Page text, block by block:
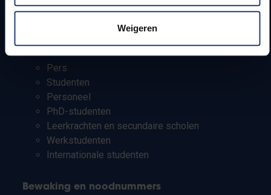
Weigeren
Campusfaciliteiten
Pers
Studenten
Personeel
PhD-studenten
Leerkrachten en secundaire scholen
Werkstudenten
Internationale studenten
Bewaking en noodnummers